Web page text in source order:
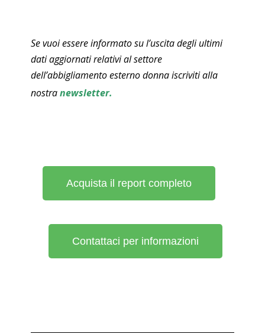
Se vuoi essere informato su l’uscita degli ultimi
dati aggiornati relativi al settore
dell’abbigliamento esterno donna iscriviti alla
nostranewsletter.
Acquista il report completo
Contattaci per informazioni